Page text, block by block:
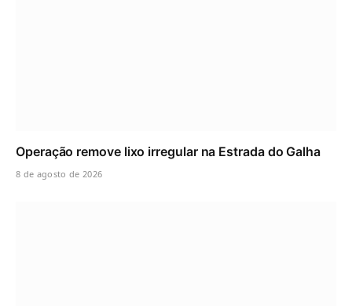
Operação remove lixo irregular na Estrada do Galha
8 de agosto de 2026